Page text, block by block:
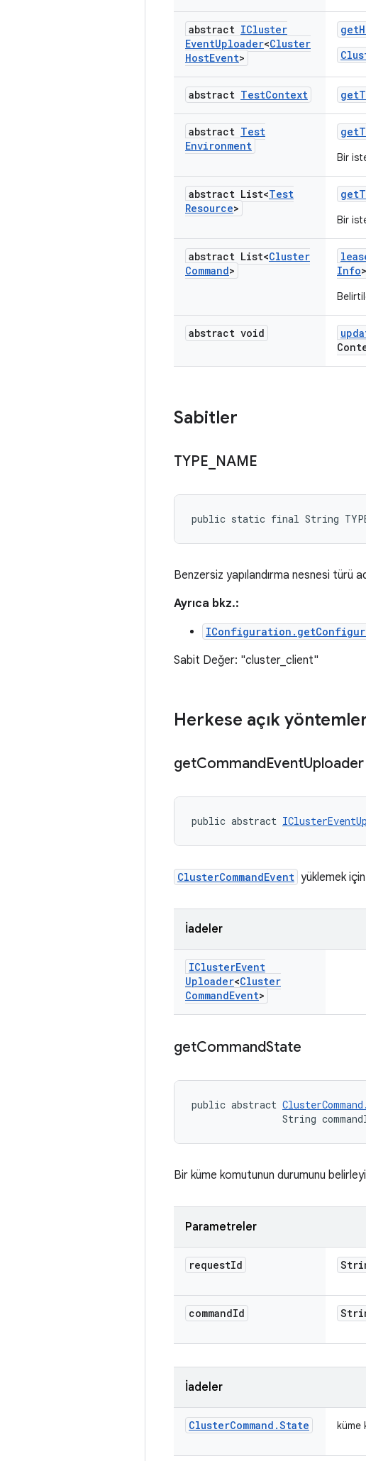
abstract ICluster
EventUploader<Cluster
HostEvent>
get
abstract TestContext get
abstract Test
Environment
get
Bir
abstract List<Test
Resource>
get
Bir
abstract List<Cluster
Command>
Info
abstract void
Sabitler
TYPE NAME
public static final String
Benzersiz yapılandırma nesnesi türü
Ayrıca bkz.:
Sabit Değer: "cluster_client"
Herkese açık
getCommandEventUploader
public abstract
ClusterCommandEvent yüklemek
İadeler
IClusterEvent
Uploader<Cluster
CommandEvent>
getCommandState
public abstract
String
Bir küme komutunun durumunu
Parametreler
requestId
commandId
İadeler
ClusterCommand .State küme